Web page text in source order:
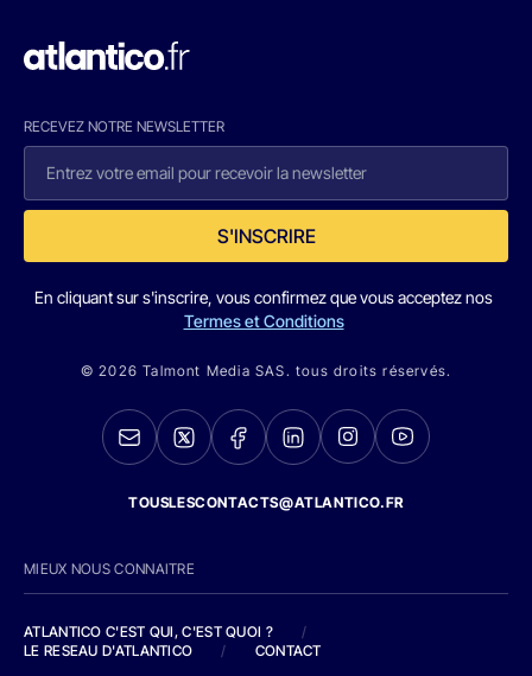
RECEVEZ NOTRE NEWSLETTER
S'INSCRIRE
En cliquant sur s'inscrire, vous confirmez que vous acceptez nos
Termes et Conditions
© 2026 Talmont Media SAS. tous droits réservés.
TOUSLESCONTACTS@ATLANTICO.FR
MIEUX NOUS CONNAITRE
ATLANTICO C'EST QUI, C'EST QUOI ?
/
LE RESEAU D'ATLANTICO
/ CONTACT